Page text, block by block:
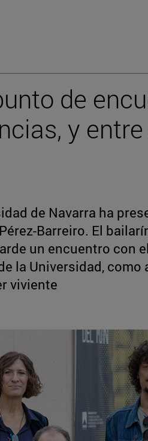
de
y
de Navarra ha
Barreiro. El
un encuentro con
la Universidad, como
viviente